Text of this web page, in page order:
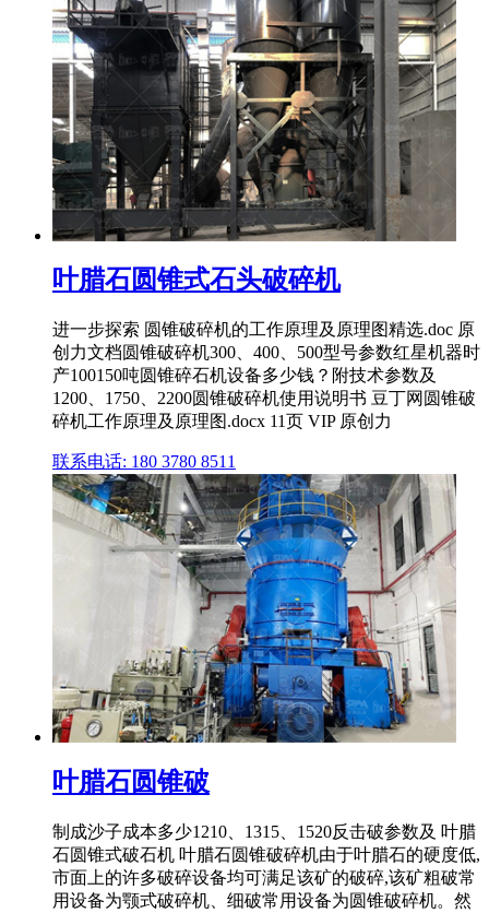
叶腊石圆锥式石头破碎机
进一步探索 圆锥破碎机的工作原理及原理图精选.doc 原
创力文档圆锥破碎机300、400、500型号参数红星机器时
产100150吨圆锥碎石机设备多少钱？附技术参数及
1200、1750、2200圆锥破碎机使用说明书 豆丁网圆锥破
碎机工作原理及原理图.docx 11页 VIP 原创力
联系电话: 180 3780 8511
叶腊石圆锥破
制成沙子成本多少1210、1315、1520反击破参数及 叶腊
石圆锥式破石机 叶腊石圆锥破碎机由于叶腊石的硬度低,
市面上的许多破碎设备均可满足该矿的破碎,该矿粗破常
用设备为颚式破碎机、细破常用设备为圆锥破碎机。然